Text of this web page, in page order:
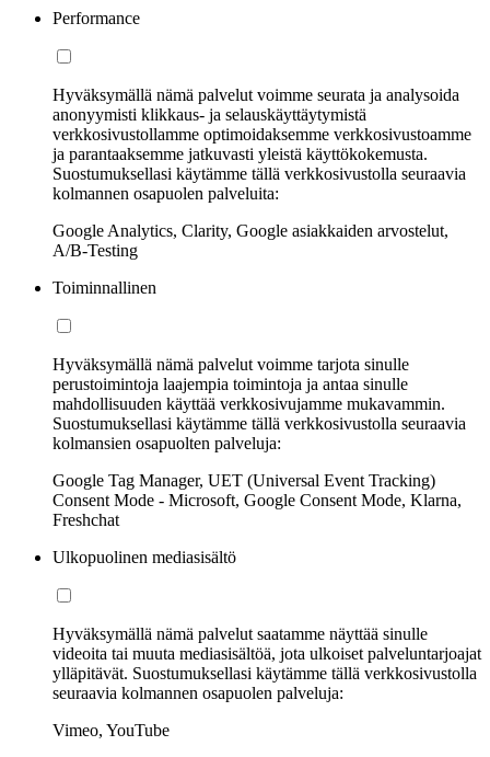
Performance
Hyväksymällä nämä palvelut voimme seurata ja analysoida
anonyymisti klikkaus- ja selauskäyttäytymistä
verkkosivustollamme optimoidaksemme verkkosivustoamme
ja parantaaksemme jatkuvasti yleistä käyttökokemusta.
Suostumuksellasi käytämme tällä verkkosivustolla seuraavia
kolmannen osapuolen palveluita:
Google Analytics, Clarity, Google asiakkaiden arvostelut,
A/B-Testing
Toiminnallinen
Hyväksymällä nämä palvelut voimme tarjota sinulle
perustoimintoja laajempia toimintoja ja antaa sinulle
mahdollisuuden käyttää verkkosivujamme mukavammin.
Suostumuksellasi käytämme tällä verkkosivustolla seuraavia
kolmansien osapuolten palveluja:
Google Tag Manager, UET (Universal Event Tracking)
Consent Mode - Microsoft, Google Consent Mode, Klarna,
Freshchat
Ulkopuolinen mediasisältö
Hyväksymällä nämä palvelut saatamme näyttää sinulle
videoita tai muuta mediasisältöä, jota ulkoiset palveluntarjoajat
ylläpitävät. Suostumuksellasi käytämme tällä verkkosivustolla
seuraavia kolmannen osapuolen palveluja:
Vimeo, YouTube